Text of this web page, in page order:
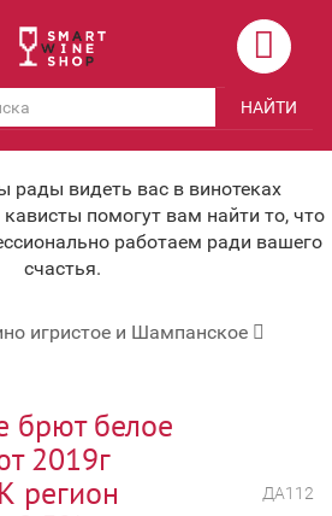
НАЙТИ
рады видеть вас в винотеках
помогут вам найти то, что
работаем ради вашего
счастья.
игристое и Шампанское
брют белое
2019г
регион
ДА112